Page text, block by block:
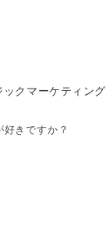
ックマーケティング
きですか？